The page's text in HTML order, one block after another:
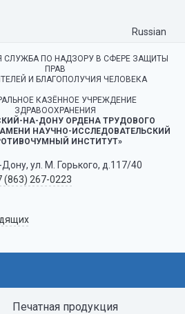
Russian
СЛУЖБА ПО НАДЗОРУ В СФЕРЕ ЗАЩИТЫ
ПРАВ
И БЛАГОПОЛУЧИЯ ЧЕЛОВЕКА
КАЗЁННОЕ УЧРЕЖДЕНИЕ
ЗДРАВООХРАНЕНИЯ
НА-ДОНУ ОРДЕНА ТРУДОВОГО
НАУЧНО-ИССЛЕДОВАТЕЛЬСКИЙ
ИНСТИТУТ»
ул. М. Горького, д.117/40
(863) 267-0223
Печатная продукция